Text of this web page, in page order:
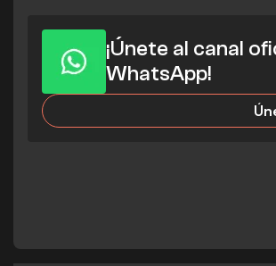
¡Únete al canal
WhatsApp!